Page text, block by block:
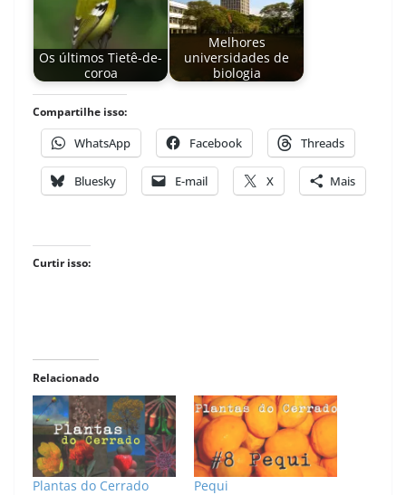
Os últimos Tietê-de-
coroa
Melhores
universidades de
biologia
Compartilhe isso:
WhatsApp Facebook Threads
Bluesky E-mail X Mais
Curtir isso:
Relacionado
Plantas do Cerrado Pequi